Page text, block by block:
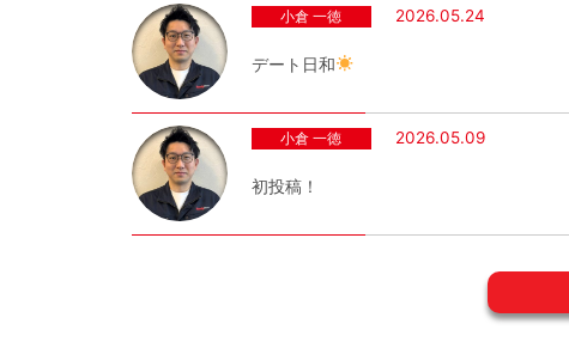
小倉 一徳 2026.05.24
デート日和
小倉 一徳 2026.05.09
初投稿！
一覧は